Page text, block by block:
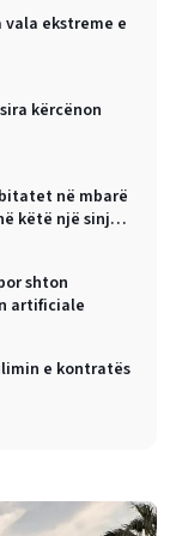
ekstreme e
kërcënon
në mbarë
këtë një sinjal
shton
artificiale
e kontratës